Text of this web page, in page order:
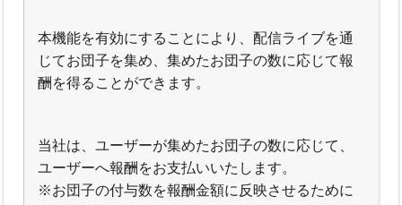
本機能を有効にすることにより、配信ライブを通
じてお団子を集め、集めたお団子の数に応じて報
酬を得ることができます。
当社は、ユーザーが集めたお団子の数に応じて、
ユーザーへ報酬をお支払いいたします。
※お団子の付与数を報酬金額に反映させるために